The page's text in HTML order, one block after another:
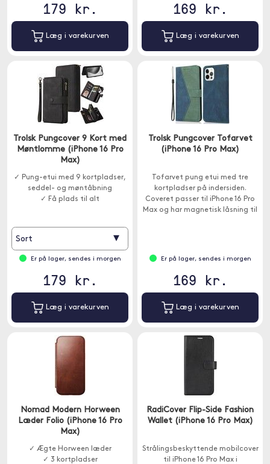
179 kr.
Læg i varekurven
169 kr.
Læg i varekurven
Trolsk Pungcover 9 Kort med
Møntlomme (iPhone 16 Pro
Max)
✓ Pung-etui med 9 kortpladser,
seddel- og møntåbning
✓ Få plads til alt
Sort ▾
Er på lager, sendes i morgen
179 kr.
Læg i varekurven
Trolsk Pungcover Tofarvet
(iPhone 16 Pro Max)
Tofarvet pung etui med tre
kortpladser på indersiden.
Coveret passer til iPhone 16 Pro
Max og har magnetisk låsning til
Er på lager, sendes i morgen
169 kr.
Læg i varekurven
Nomad Modern Horween
Læder Folio (iPhone 16 Pro
Max)
✓ Ægte Horween læder
✓ 3 kortpladser
RadiCover Flip-Side Fashion
Wallet (iPhone 16 Pro Max)
Strålingsbeskyttende mobilcover
til iPhone 16 Pro Max i